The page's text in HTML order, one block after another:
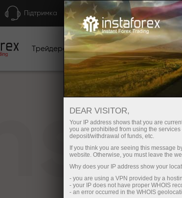
Підтримка Швидке відкриття
Трейдерам Початківцям
DEAR VISITOR,
Your IP address shows that you are
you are prohibited from using the
deposit/withdrawal of funds, etc.
If you think you are seeing this message
website. Otherwise, you must leave the
Why does your IP address show your
- you are using a VPN provided by a
- your IP does not have proper WHOIS
- an error occurred in the WHOIS